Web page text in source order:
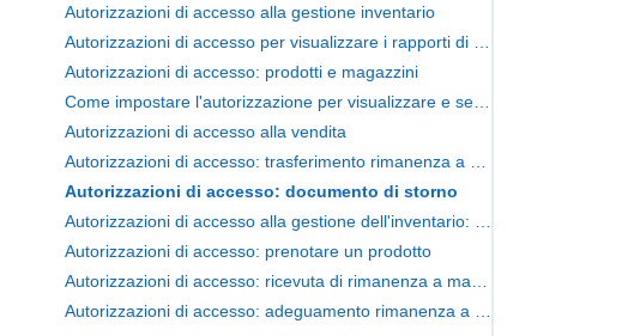
Autorizzazioni di accesso alla gestione inventario
Autorizzazioni di accesso: prodotti e magazzini
Autorizzazioni di accesso alla vendita
Autorizzazioni di accesso: documento di storno
Autorizzazioni di accesso: prenotare un prodotto